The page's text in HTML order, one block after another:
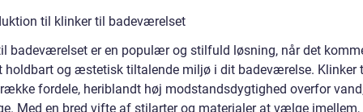
til klinker til badeværelset
badeværelset er en populær og stilfuld løsning, når det
holdbart og æstetisk tiltalende miljø i dit badeværelse. Klinker
fordele, heriblandt høj modstandsdygtighed overfor
Med en bred vifte af stilarter og materialer at vælge imellem,